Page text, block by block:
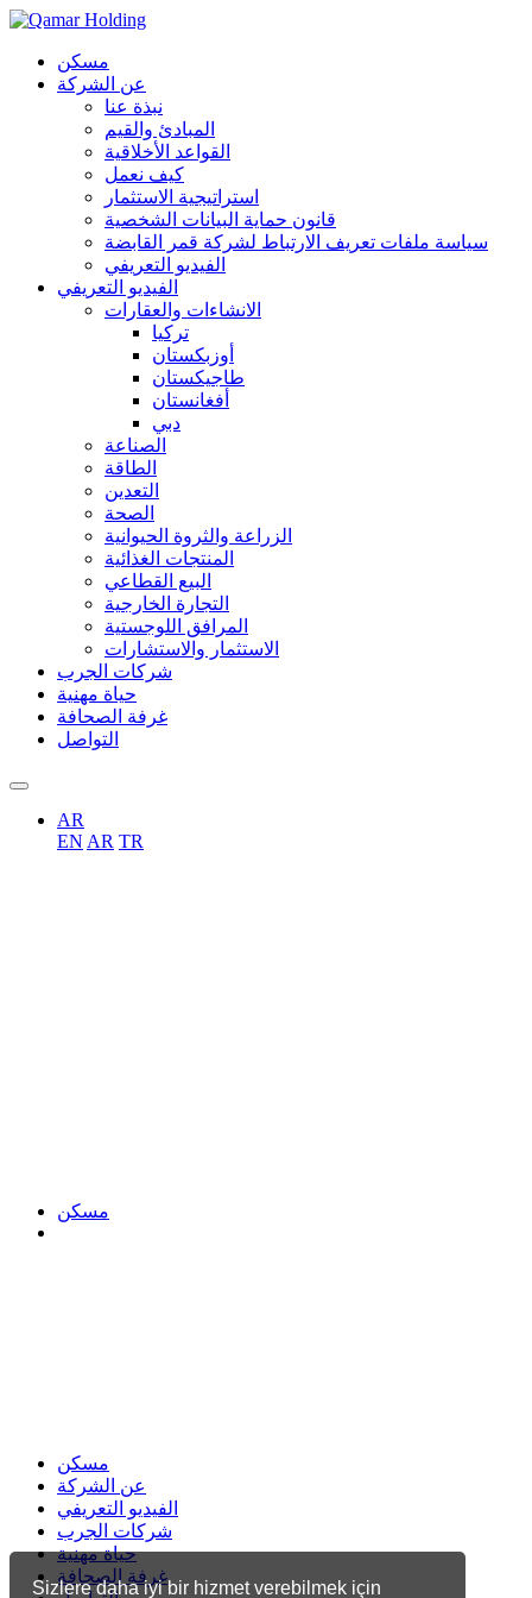
Sizlere daha iyi bir hizmet verebilmek için
مسكن
عن الشركة
نبذة عنا
المبادئ والقيم
القواعد الأخلاقية
كيف نعمل
استراتيجية الاستثمار
قانون حماية البيانات الشخصية
سياسة ملفات تعريف الارتباط لشركة قمر القابضة
الفيديو التعريفي
الفيديو التعريفي
الانشاءات والعقارات
تركيا
أوزبكستان
طاجيكستان
أفغانستان
دبي
الصناعة
الطاقة
التعدين
الصحة
الزراعة والثروة الحيوانية
المنتجات الغذائية
البيع القطاعي
التجارة الخارجية
المرافق اللوجستية
الاستثمار والاستشارات
شركات الجرب
حياة مهنية
غرفة الصحافة
التواصل
AR
EN AR TR
مسكن
مسكن
عن الشركة
الفيديو التعريفي
شركات الجرب
حياة مهنية
غرفة الصحافة